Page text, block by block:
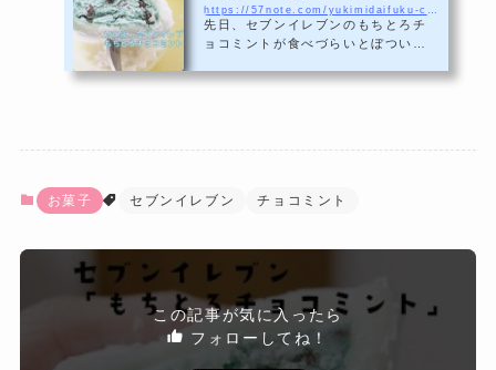
もちとろチョコミントは凍
らせて食べるべし！
先日、セブンイレブンのもちとろチ
ョコミントが食べづらいとぼついた
べにくいなんて言って申し訳ござい
ョコミント味の雪見だいふくみたい
美味しく食べる方法もちとろではな
くなりますが、この食べ方が美味し
かったです。もちとろチョコミント
を冷凍庫で凍らせ...
お菓子 セブンイレブン チョコミント
この記事が気に入ったら
フォローしてね！